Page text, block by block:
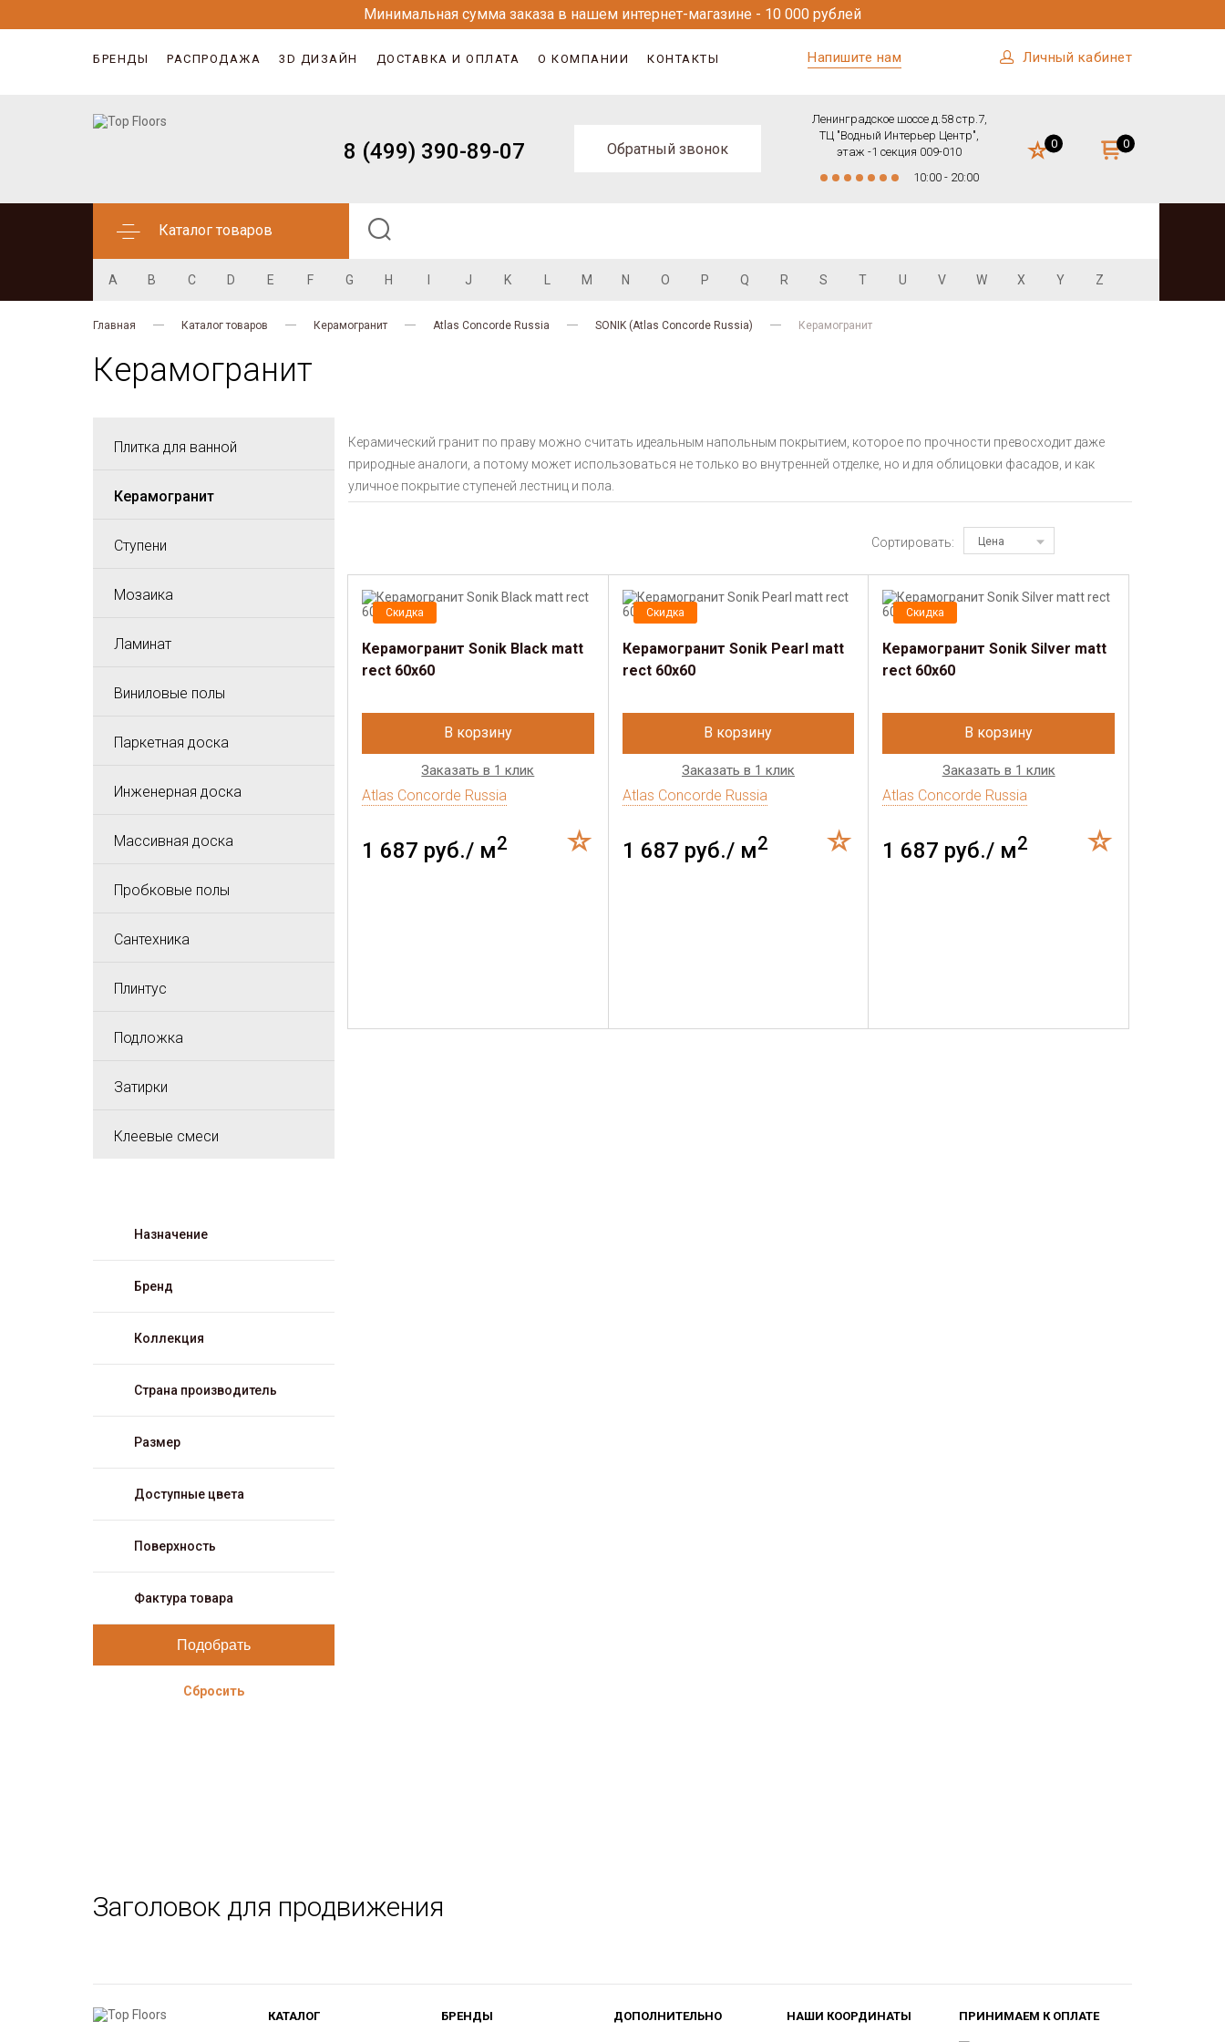
Минимальная сумма заказа в нашем интернет-магазине - 10 000 рублей
БРЕНДЫ РАСПРОДАЖА 3D ДИЗАЙН ДОСТАВКА И ОПЛАТА О КОМПАНИИ КОНТАКТЫ Напишите нам Личный кабинет
8 (499) 390-89-07 Обратный звонок
Ленинградское шоссе д.58 стр.7,
ТЦ "Водный Интерьер Центр",
этаж -1 секция 009-010
10:00 - 20:00
0 0
Каталог товаров
A B C D E F G H J K M N O P Q R S T U V W X Y Z
Главная Каталог товаров Керамогранит Atlas Concorde Russia SONIK (Atlas Concorde Russia) Керамогранит
Керамогранит
Плитка для ванной
Керамогранит
Ступени
Мозаика
Ламинат
Виниловые полы
Паркетная доска
Инженерная доска
Массивная доска
Пробковые полы
Сантехника
Плинтус
Подложка
Затирки
Клеевые смеси
Назначение
Бренд
Коллекция
Страна производитель
Размер
Доступные цвета
Поверхность
Фактура товара
Сбросить
Керамический гранит по праву можно считать идеальным напольным покрытием, которое по прочности превосходит даже
природные аналоги, а потому может использоваться не только во внутренней отделке, но и для облицовки фасадов, и как
уличное покрытие ступеней лестниц и пола.
Сортировать: Цена
Скидка
Керамогранит Sonik Black matt
rect 60x60
В корзину
Заказать в 1 клик
Atlas Concorde Russia
1 687 руб./ м2
Скидка
Керамогранит Sonik Pearl matt
rect 60x60
В корзину
Заказать в 1 клик
Atlas Concorde Russia
1 687 руб./ м2
Скидка
Керамогранит Sonik Silver matt
rect 60x60
В корзину
Заказать в 1 клик
Atlas Concorde Russia
1 687 руб./ м2
Заголовок для продвижения
КАТАЛОГ БРЕНДЫ ДОПОЛНИТЕЛЬНО НАШИ КООРДИНАТЫ ПРИНИМАЕМ К ОПЛАТЕ